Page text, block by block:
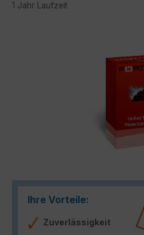
1 Jahr Laufzeit
Ihre Vorteile:
Zuverlässigkeit